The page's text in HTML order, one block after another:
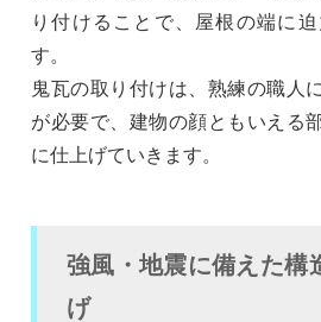
り付けることで、屋根の端に
す。
鬼瓦の取り付けは、熟練の職人
が必要で、建物の顔ともいえる
に仕上げていきます。
強風・地震に備えた構
げ